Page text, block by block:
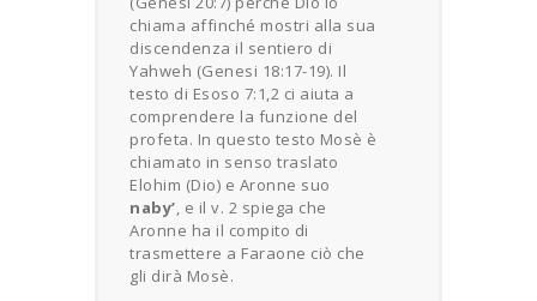
chiama affinché mostri alla sua
discendenza il sentiero di
Yahweh (Genesi 18:17-19). Il
testo di Esoso 7:1,2 ci aiuta a
comprendere la funzione del
profeta. In questo testo Mosè è
chiamato in senso traslato
Elohim (Dio) e Aronne suo
naby’ , e il v. 2 spiega che
Aronne ha il compito di
trasmettere a Faraone ciò che
gli dirà Mosè.